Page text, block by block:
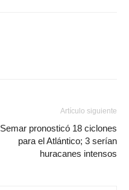
Artículo siguiente
Semar pronosticó 18 ciclones
para el Atlántico; 3 serían
huracanes intensos